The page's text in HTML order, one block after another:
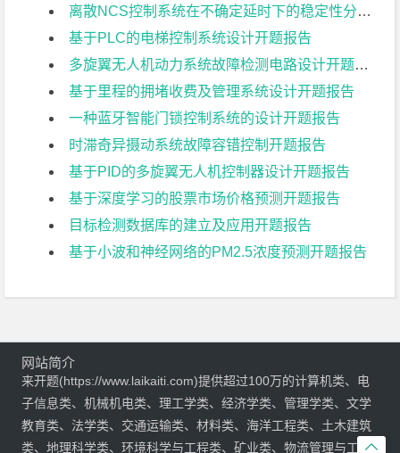
离散NCS控制系统在不确定延时下的稳定性分析开题报告
基于PLC的电梯控制系统设计开题报告
多旋翼无人机动力系统故障检测电路设计开题报告
基于里程的拥堵收费及管理系统设计开题报告
一种蓝牙智能门锁控制系统的设计开题报告
时滞奇异摄动系统故障容错控制开题报告
基于PID的多旋翼无人机控制器设计开题报告
基于深度学习的股票市场价格预测开题报告
目标检测数据库的建立及应用开题报告
基于小波和神经网络的PM2.5浓度预测开题报告

网站简介
来开题(https://www.laikaiti.com)提供超过100万的计算机类、电
子信息类、机械机电类、理工学类、经济学类、管理学类、文学
教育类、法学类、交通运输类、材料类、海洋工程类、土木建筑
类、地理科学类、环境科学与工程类、矿业类、物流管理与工程